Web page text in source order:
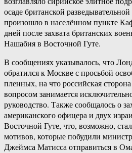
осаде британской
произошло в населённом пункте
дней после захвата британских
Нашабия в Восточной Гуте.
В сообщениях указывалось, что
обратился к Москве с просьбой
пленных, на что российская
вопросом занимается
руководство. Также сообщалось о
американского офицера и двух
Восточной Гуте, что, возможно,
мотивов, которые побудили
Джеймса Матисса отправиться в